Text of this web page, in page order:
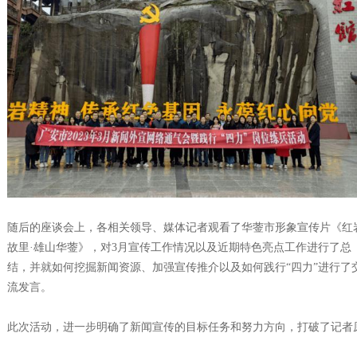
随后的座谈会上，各相关领导、媒体记者观看了华蓥市形象宣传片《红
故里·雄山华蓥》，对3月宣传工作情况以及近期特色亮点工作进行了总
结，并就如何挖掘新闻资源、加强宣传推介以及如何践行“四力”进行了
流发言。
此次活动，进一步明确了新闻宣传的目标任务和努力方向，打破了记者